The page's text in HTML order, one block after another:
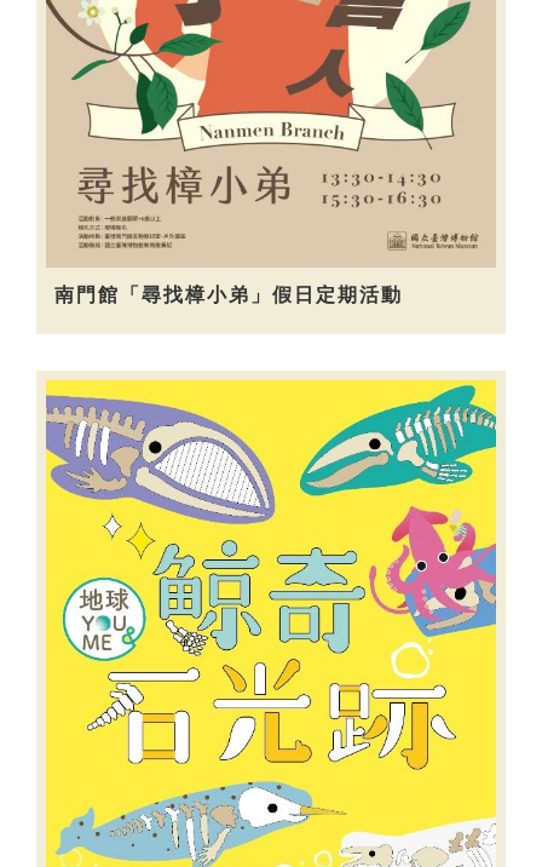
南門館「尋找樟小弟」假日定期活動